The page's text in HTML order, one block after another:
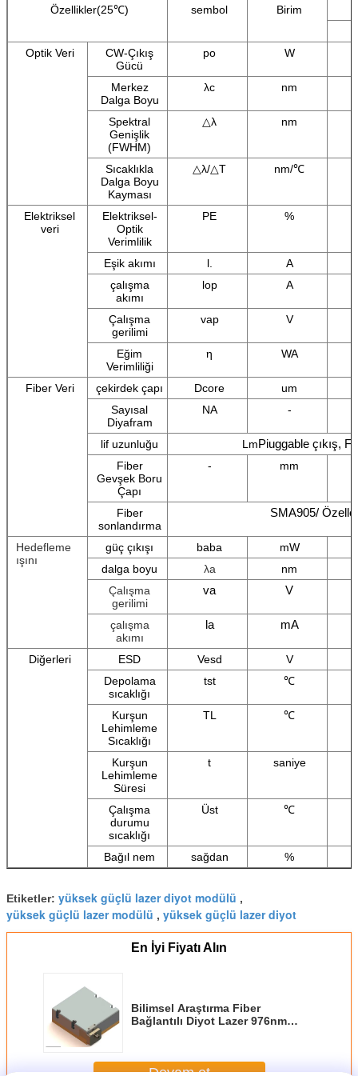
Özellikler(25℃) sembol
Birim
Optik Veri
CW-Çıkış
Gücü
po W
Merkez
Dalga Boyu
λc nm
Spektral
Genişlik
(FWHM)
△λ nm
Sıcaklıkla
Dalga Boyu
Kayması
△λ/△T nm/℃
Elektriksel
veri
Elektriksel-
Optik
Verimlilik
PE %
Eşik akımı l.
A
çalışma
akımı
lop A
Çalışma
gerilimi
vap V
Eğim
Verimliliği
η WA
Fiber Veri çekirdek çapı Dcore
um
Sayısal
Diyafram
NA -
lif uzunluğu L mPiuggable çıkış,
Fiber
Gevşek Boru
Çapı
- mm
Fiber
sonlandırma
SMA905/
Hedefleme
ışını
güç çıkışı baba
mW
dalga boyu
λa
nm
Çalışma
gerilimi
va V
çalışma
akımı
la mA
Diğerleri ESD Vesd
V
Depolama
sıcaklığı
tst ℃
Kurşun
Lehimleme
Sıcaklığı
TL ℃
Kurşun
Lehimleme
Süresi
t saniye
Çalışma
durumu
sıcaklığı
Üst ℃
Bağıl nem sağdan %
Etiketler: yüksek güçlü lazer diyot modülü ,
yüksek güçlü lazer modülü , yüksek güçlü lazer diyot
En İyi Fiyatı Alın
Bilimsel Araştırma Fiber
Bağlantılı Diyot Lazer 976nm